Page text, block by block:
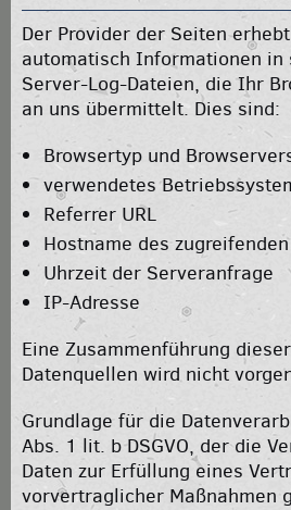
Der Provider der Seiten
automatisch Informationen in
Server-Log-Dateien, die Ihr
an uns übermittelt. Dies sind:
Browsertyp und
verwendetes
Referrer URL
Hostname des
Uhrzeit der Serveranfrage
IP-Adresse
Eine Zusammenführung
Datenquellen wird nicht
Grundlage für die
Abs. 1 lit. b DSGVO, der die
Daten zur Erfüllung eines
vorvertraglicher Maßnahmen